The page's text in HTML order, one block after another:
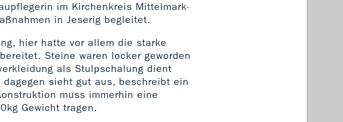
im Kirchenkreis Mittelmark-
in Jeserig begleitet.
hier hatte vor allem die starke
Steine waren locker geworden
als Stulpschalung dient
sieht gut aus, beschreibt ein
muss immerhin eine
Gewicht tragen.